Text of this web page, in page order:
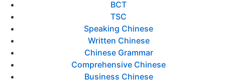
BCT
TSC
Speaking Chinese
Written Chinese
Chinese Grammar
Comprehensive Chinese
Business Chinese